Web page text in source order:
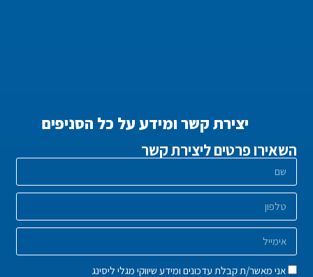
יצירת קשר ומידע על כל הסניפים
השאירו פרטים ליצירת קשר
אני מאשר/ת קבלת עדכונים ומידע שיווקי מגלי ליסינג